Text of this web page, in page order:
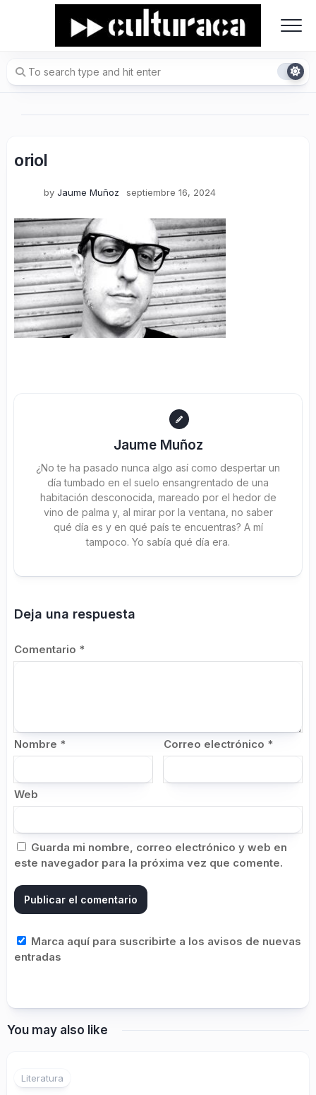
oriol
by Jaume Muñoz septiembre 16, 2024
Jaume Muñoz
¿No te ha pasado nunca algo así como despertar un
día tumbado en el suelo ensangrentado de una
habitación desconocida, mareado por el hedor de
vino de palma y, al mirar por la ventana, no saber
qué día es y en qué país te encuentras? A mí
tampoco. Yo sabía qué día era.
Deja una respuesta
Comentario *
Nombre * Correo electrónico *
Web
Guarda mi nombre, correo electrónico y web en
este navegador para la próxima vez que comente.
Marca aquí para suscribirte a los avisos de nuevas
entradas
You may also like
Literatura